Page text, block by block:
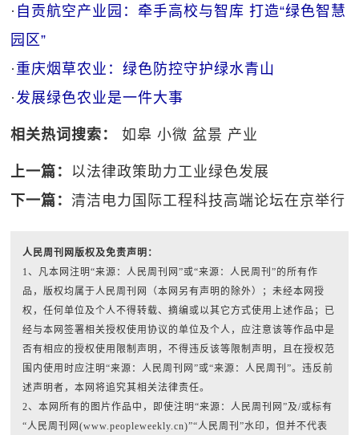
· 自贡航空产业园：牵手高校与智库 打造“绿色智慧
园区”
· 重庆烟草农业：绿色防控守护绿水青山
·发展绿色农业是一件大事
相关热词搜索： 如皋 小微 盆景 产业
上一篇： 以法律政策助力工业绿色发展
下一篇：清洁电力国际工程科技高端论坛在京举行
人民周刊网版权及免责声明：
1、凡本网注明“来源：人民周刊网”或“来源：人民周刊”的所有作
品，版权均属于人民周刊网（本网另有声明的除外）；未经本网授
权，任何单位及个人不得转载、摘编或以其它方式使用上述作品；已
经与本网签署相关授权使用协议的单位及个人，应注意该等作品中是
否有相应的授权使用限制声明，不得违反该等限制声明，且在授权范
围内使用时应注明“来源：人民周刊网”或“来源：人民周刊”。违反前
述声明者，本网将追究其相关法律责任。
2、本网所有的图片作品中，即使注明“来源：人民周刊网”及/或标有
“人民周刊网(www.peopleweekly.cn)”“人民周刊”水印，但并不代表